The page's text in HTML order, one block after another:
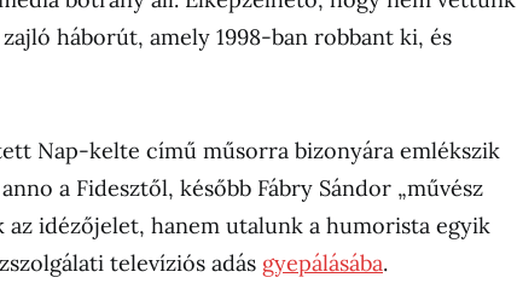
háborút, amely 1998-ban robbant ki, és
Nap-kelte című műsorra bizonyára emlékszik
a Fidesztől, később Fábry Sándor „művész
az idézőjelet, hanem utalunk a humorista egyik
televíziós adás gyepálásába.